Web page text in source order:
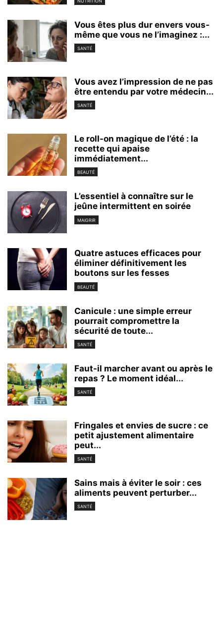
Vous êtes plus dur envers vous-
même que vous ne l’imaginez :...
SANTÉ
Vous avez l’impression de ne pas
être entendu par votre médecin...
SANTÉ
Le roll-on magique de l’été : la
recette qui apaise
immédiatement...
BEAUTÉ
L’essentiel à connaître sur le
jeûne intermittent en soirée
MAIGRIR
Quatre astuces efficaces pour
éliminer définitivement les
boutons sur les fesses
BEAUTÉ
Canicule : une simple erreur
pourrait compromettre la
sécurité de toute...
SANTÉ
Faut-il marcher avant ou après le
repas ? Le moment idéal...
SANTÉ
Fringales et envies de sucre : ce
petit ajustement alimentaire
peut...
SANTÉ
Sains mais à éviter le soir : ces
aliments peuvent perturber...
SANTÉ